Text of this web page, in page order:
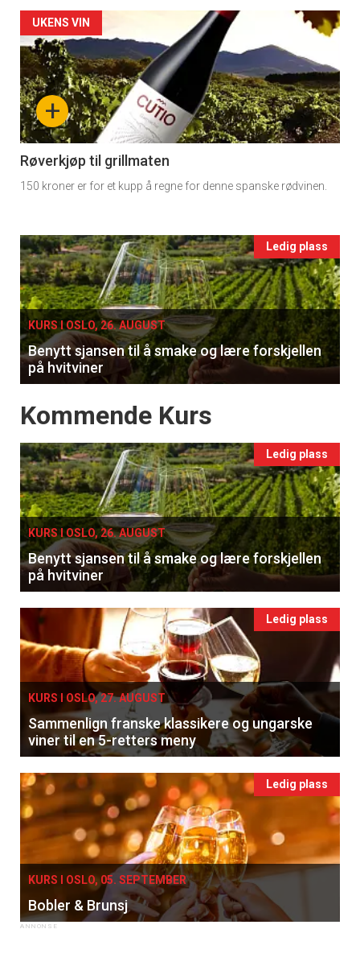
rett
2Artikler
detail
-
section
11
Ukens
vin
+
UKENS VIN
Røverkjøp til grillmaten
150 kroner er for et kupp å regne for denne spanske rødvinen.
Events
single
Ledig plass
KURS I OSLO, 26. AUGUST
Benytt sjansen til å smake og lære forskjellen
på hvitviner
Events
Kommende Kurs
Ledig plass
KURS I OSLO, 26. AUGUST
Benytt sjansen til å smake og lære forskjellen
på hvitviner
Ledig plass
KURS I OSLO, 27. AUGUST
Sammenlign franske klassikere og ungarske
viner til en 5-retters meny
Ledig plass
KURS I OSLO, 05. SEPTEMBER
Bobler & Brunsj